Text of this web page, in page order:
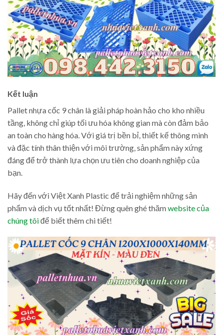
Kết luận
Pallet nhựa cốc 9 chân là giải pháp hoàn hảo cho kho nhiều
tầng, không chỉ giúp tối ưu hóa không gian mà còn đảm bảo
an toàn cho hàng hóa. Với giá trị bền bỉ, thiết kế thông minh
và đặc tính thân thiện với môi trường, sản phẩm này xứng
đáng để trở thành lựa chọn ưu tiên cho doanh nghiệp của
bạn.
Hãy đến với Việt Xanh Plastic để trải nghiệm những sản
phẩm và dịch vụ tốt nhất! Đừng quên ghé thămwebsite của
chúng tôiđể biết thêm chi tiết!